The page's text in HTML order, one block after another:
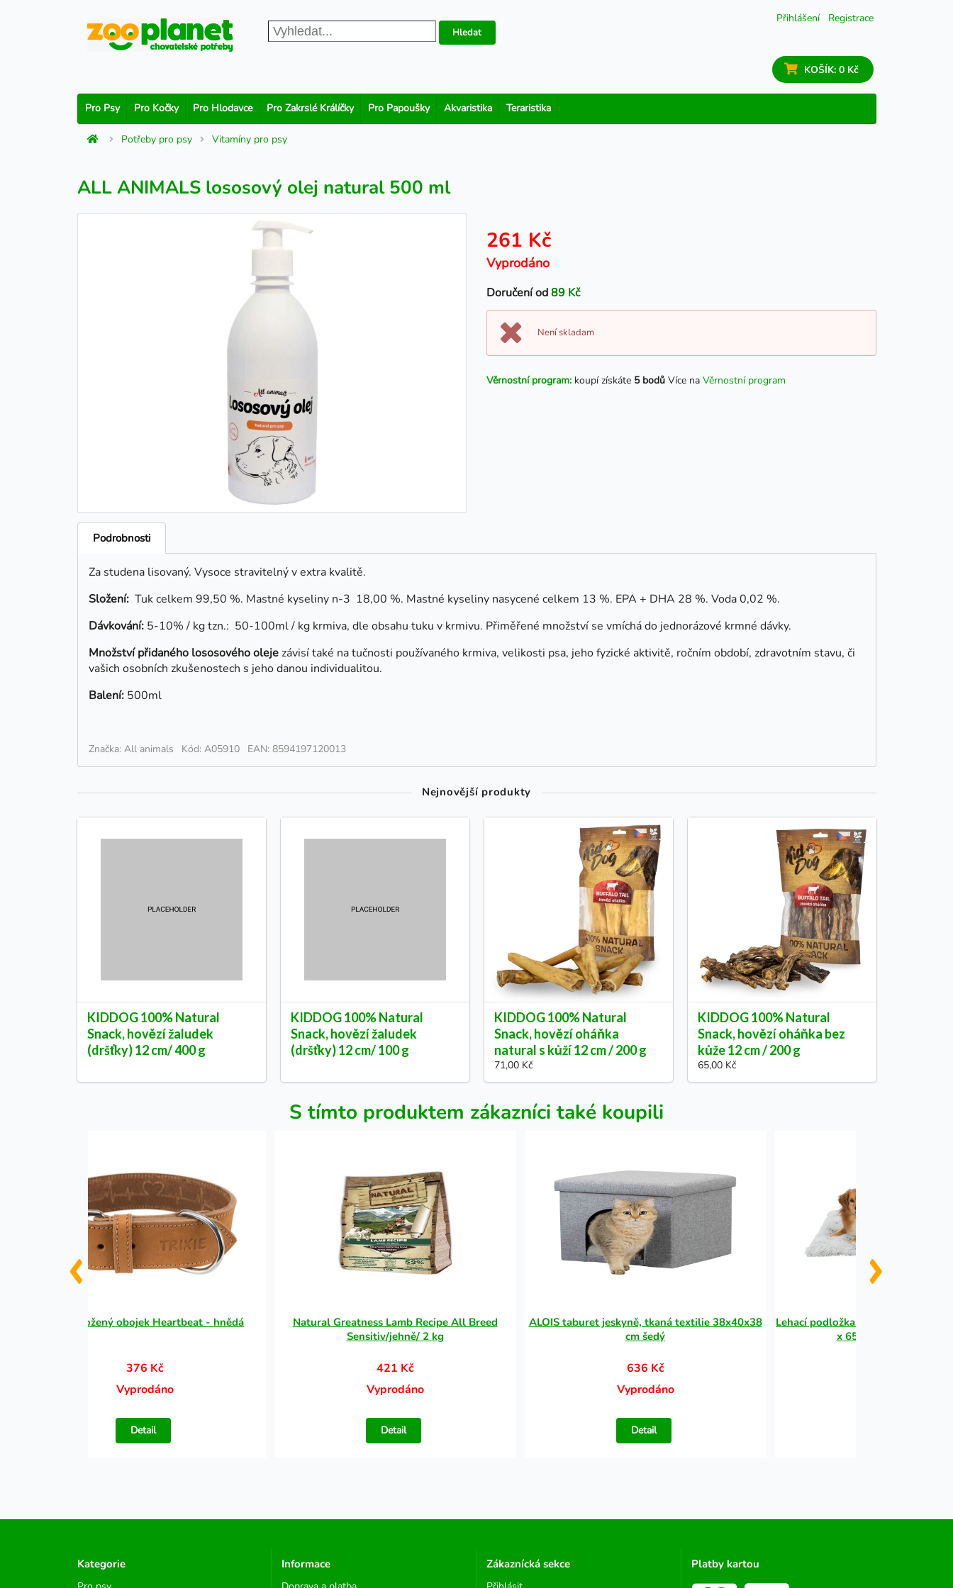
Přihlášení Registrace
Hledat
KOŠÍK: 0 Kč
Pro Psy Pro Kočky Pro Hlodavce Pro Zakrslé Králíčky Pro Papoušky Akvaristika Teraristika
Potřeby pro psy Vitamíny pro psy
ALL ANIMALS lososový olej natural 500 ml
261 Kč
Vyprodáno
Doručení od89 Kč
Není skladam
Věrnostní program: koupí získáte 5 bodů Více na Věrnostní program
Podrobnosti
Za studena lisovaný. Vysoce stravitelný v extra kvalitě.
Složení: Tuk celkem 99,50 %. Mastné kyseliny n-3 18,00 %. Mastné kyseliny nasycené celkem 13 %. EPA + DHA 28 %. Voda 0,02 %.
Dávkování: 5-10% / kg tzn.: 50-100ml / kg krmiva, dle obsahu tuku v krmivu. Přiměřené množství se vmíchá do jednorázové krmné dávky.
Množství přidaného lososového olejezávisí také na tučnosti používaného krmiva, velikosti psa, jeho fyzické aktivitě, ročním období, zdravotním stavu, či
vašich osobních zkušenostech s jeho danou individualitou.
Balení: 500ml
Značka: All animals Kód: A05910 EAN: 8594197120013
Nejnovější produkty
KIDDOG 100% Natural
Snack, hovězí žaludek
(dršťky) 12 cm/ 400 g
KIDDOG 100% Natural
Snack, hovězí žaludek
(dršťky) 12 cm/ 100 g
KIDDOG 100% Natural
Snack, hovězí oháňka
natural s kůží 12 cm / 200 g
71,00 Kč
KIDDOG 100% Natural
Snack, hovězí oháňka bez
kůže 12 cm / 200 g
65,00 Kč
S tímto produktem zákazníci také koupili
Rustic kožený obojek Heartbeat - hnědá
376 Kč
Vyprodáno
Detail
Natural Greatness Lamb Recipe All Breed
Sensitiv/jehně/ 2 kg
421 Kč
Vyprodáno
Detail
ALOIS taburet jeskyně, tkaná textilie 38x40x38
cm šedý
636 Kč
Vyprodáno
Detail
Lehací podložka HARVEY, hebký
x 65 cm bílo-černo/
Kategorie Informace Zákaznícká sekce Platby kartou